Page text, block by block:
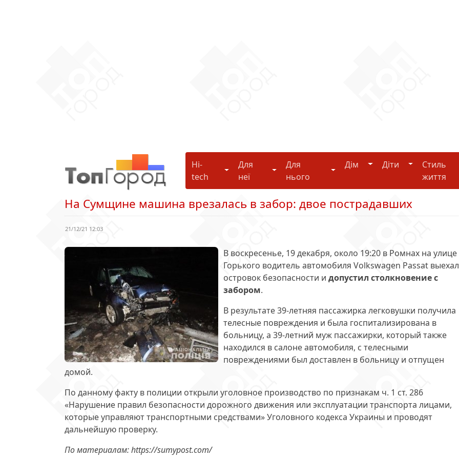
Hi-
tech
Hi-tech
Для
неї
Для неї
Для
нього
Для нього
Дім Дім Діти ДітиСтиль
життя
На Сумщине машина врезалась в забор: двое пострадавших
21/12/21 12:03
В воскресенье, 19 декабря, около 19:20 в Ромнах на улице
Горького водитель автомобиля Volkswagen Passat
островок безопасности и допустил столкновение с
забором.
В результате 39-летняя пассажирка легковушки получила
телесные повреждения и была госпитализирована в
больницу, а 39-летний муж пассажирки, который также
находился в салоне автомобиля, с телесными
повреждениями был доставлен в больницу и отпущен
домой.
По данному факту в полиции открыли уголовное производство по признакам ч. 1 ст. 286
«Нарушение правил безопасности дорожного движения или эксплуатации транспорта лицами,
которые управляют транспортными средствами» Уголовного кодекса Украины и проводят
дальнейшую проверку.
По материалам: https://sumypost.com/